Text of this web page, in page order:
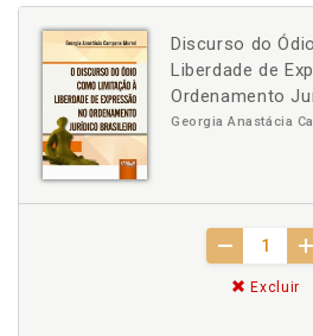
Discurso do
Liberdade de
Ordenamento
Georgia Anastácia
Excluir